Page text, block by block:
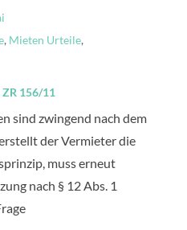
, Mieten Urteile,
156/11
sind zwingend nach dem
der Vermieter die
muss erneut
nach § 12 Abs. 1